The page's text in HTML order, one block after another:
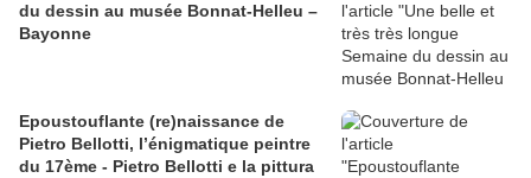
du dessin au musée Bonnat-Helleu –
Bayonne
Epoustouflante (re)naissance de
Pietro Bellotti, l’énigmatique peintre
du 17ème - Pietro Bellotti e la pittura